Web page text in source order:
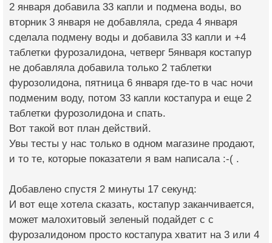
2 января добавила 33 капли и подмена воды, во
вторник 3 января не добавляла, среда 4 января
сделала подмену воды и добавила 33 капли и +4
таблетки фурозалидона, четверг 5января костапур
не добавляла добавила только 2 таблетки
фурозолидона, пятница 6 января где-то в час ночи
подменим воду, потом 33 капли костапура и еще 2
таблетки фурозолидона и спать.
Вот такой вот план действий.
Увы тесты у нас только в одном магазине продают,
и то те, которые показатели я вам написала :-( .
Добавлено спустя 2 минуты 17 секунд:
И вот еще хотела сказать, костапур заканчивается,
может малохитовый зеленый подайдет с с
фурозалидоном просто костапура хватит на 3 или 4